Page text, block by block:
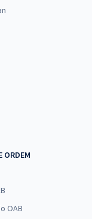
Judiciário - Oficial
ORDEM
OAB